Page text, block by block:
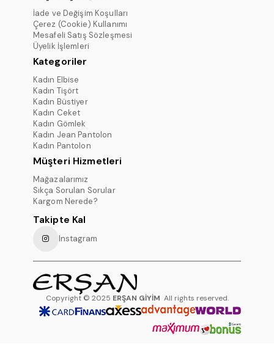
İade ve Değişim Koşulları
Çerez (Cookie) Kullanımı
Mesafeli Satış Sözleşmesi
Üyelik İşlemleri
Kategoriler
Kadın Elbise
Kadın Tişört
Kadın Büstiyer
Kadın Ceket
Kadın Gömlek
Kadın Jean Pantolon
Kadın Pantolon
Müşteri Hizmetleri
Mağazalarımız
Sıkça Sorulan Sorular
Kargom Nerede?
Takipte Kal
Instagram
Copyright © 2025 ERŞAN GİYİM All rights reserved.